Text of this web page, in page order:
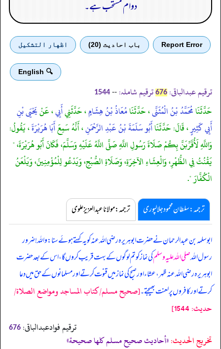
دوام مستحب ہے۔
Report Error باب احادیث (20) اظهار التشكيل
🔍 English
ترقیم عبدالباقی: 676 ترقیم شاملہ: --
1544
حَدَّثَنَامُحَمَّدُ بْنُ الْمُثَنَّى، حَدَّثَنَامُعَاذُ بْنُ هِشَامٍ، حَدَّثَنِيأَبِي، عَنْيَحْيَى بْنِ
أَبِي كَثِيرٍ، قَالَ: حَدَّثَنَاأَبُو سَلَمَةَ بْنُ عَبْدِ الرَّحْمَنِ، أَنَّهُ سَمِعَأَبَا هُرَيْرَةَ، يَقُولُ:
وَاللَّهِ لَأُقَرِّبَنَّ بِكُمْ صَلَاةَ رَسُولِ اللَّهِ صَلَّى اللَّهُ عَلَيْهِ وَسَلَّمَ، فَكَانَ أَبُو هُرَيْرَةَ، "
يَقْنُتُ فِي الظُّهْرِ، وَالْعِشَاءِ الآخِرَةِ، وَصَلَاةِ الصُّبْحِ، وَيَدْعُو لِلْمُؤْمِنِينَ، وَيَلْعَنُ
الْكُفَّارَ ".
ترجمہ:سلطان محمود جلالپوری ترجمہ:مولانا عبدالعزیز علوی
ابوسلمہ بن عبدالرحمان نے حضرت ابوہریرہ رضی اللہ عنہ کو یہ کہتے ہوئے سنا: واللہ! ضرور
رسول اللہصلی اللہ علیہ وسلمکی نماز کو تم لوگوں کے بہت قریب کروں گا، اس کے بعد حضرت
ابوہریرہ رضی اللہ عنہ ظہر، عشاء اور صبح کی نماز میں قنوت کرتے اور مسلمانوں کے حق میں دعا
کرتے اور کافروں پر لعنت بھیجتے۔[صحيح مسلم/كتاب المساجد ومواضع الصلاة/
حدیث: 1544]
ترقیم فوادعبدالباقی: 676
تخریج الحدیث:«أحاديث صحيح مسلم كلها صحيحة»